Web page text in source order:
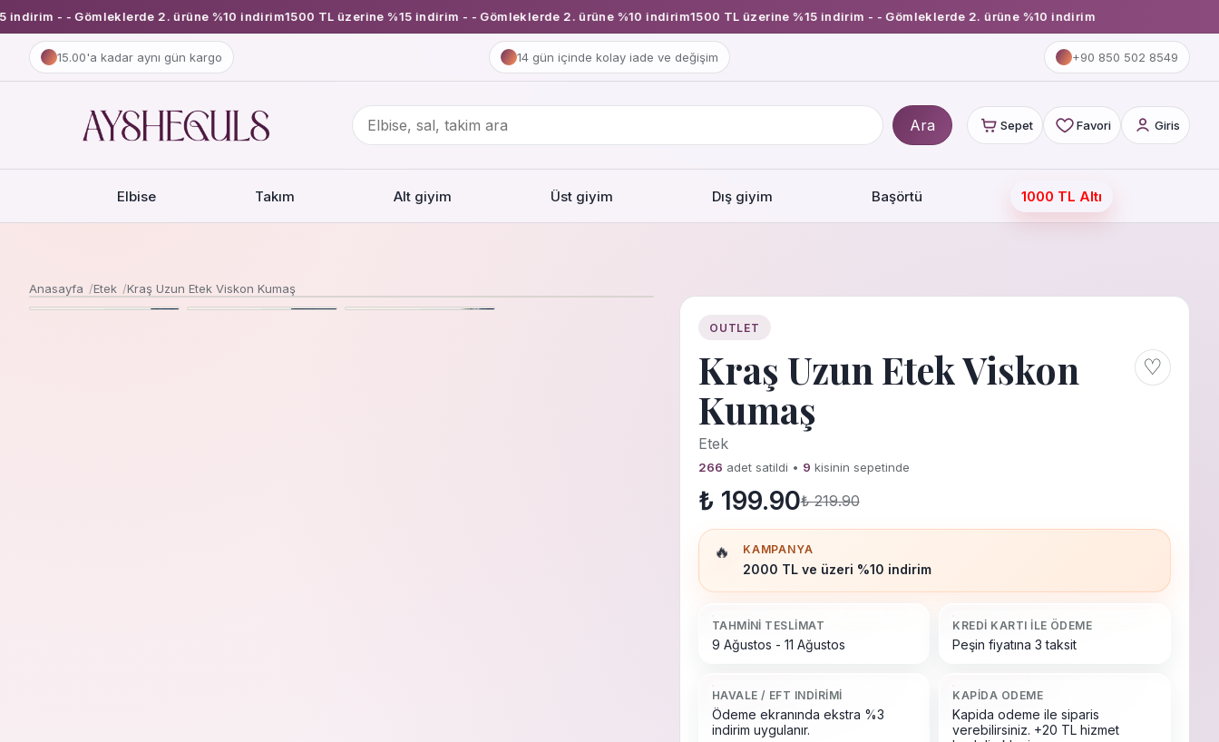
- - Gömleklerde 2. ürüne %10 indirim1500 TL üzerine %15 indirim - - Gömleklerde 2. ürüne %10 indirim1500 TL üzerine %15 indirim - - Gömleklerde 2. ürüne %10 indirim
15.00'a kadar aynı gün kargo 14 gün içinde kolay iade ve değişim +90 850 502 8549
Urun
ara
Ara Sepet Favori Giris
Elbise Takım Alt giyim Üst giyim Dış giyim Başörtü 1000 TL Altı
Anasayfa Etek Kraş Uzun Etek Viskon Kumaş
OUTLET
Kraş Uzun Etek Viskon
Kumaş
♡
Etek
266 adet satildi • 9 kisinin sepetinde
₺ 199.90₺ 219.90
🔥 KAMPANYA
2000 TL ve üzeri %10 indirim
TAHMINI TESLIMAT
9 Ağustos - 11 Ağustos
KREDI KARTI ILE ÖDEME
Peşin fiyatına 3 taksit
HAVALE / EFT INDIRIMI
Ödeme ekranında ekstra %3
indirim uygulanır.
KAPIDA ODEME
Kapida odeme ile siparis
verebilirsiniz. +20 TL hizmet